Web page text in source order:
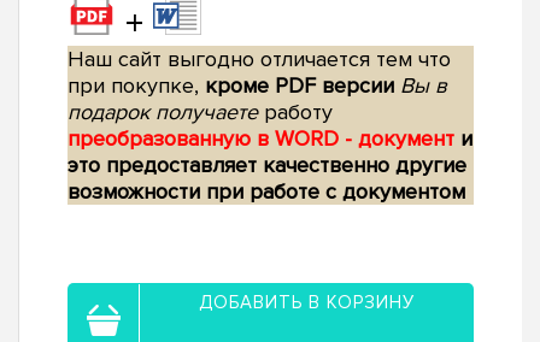
+
Наш сайт выгодно отличается тем что
при покупке, кроме PDF версии Вы в
подарок получаетеработу
преобразованную в WORD - документ и
это предоставляет качественно другие
возможности при работе с документом
ДОБАВИТЬ В КОРЗИНУ